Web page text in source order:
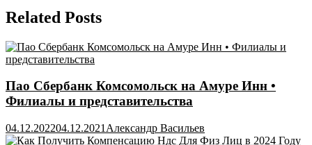
Related Posts
Пао Сбербанк Комсомольск на Амуре Инн •
Филиалы и представительства
04.12.202204.12.2021 Александр Васильев